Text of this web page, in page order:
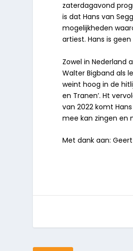
zaterdagavond
is dat Hans van
mogelijkheden
artiest. Hans is
Zowel in Nederland
Walter Bigband als
weint hoog in de
en Tranen’. Ht
van 2022 komt
mee kan zingen en
Met dank aan: Geert